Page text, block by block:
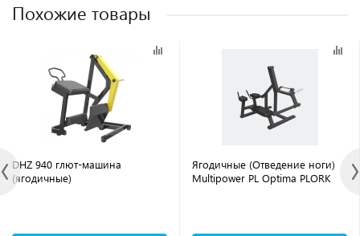
Похожие товары
DHZ 940 глют-машина
(ягодичные)
Ягодичные (Отведение ноги)
Multipower PL Optima PLORK